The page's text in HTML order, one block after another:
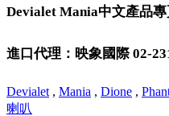
Devialet Mania中文產品專
進口代理：映象國際 02-
Devialet , Mania , Dione ,
喇叭